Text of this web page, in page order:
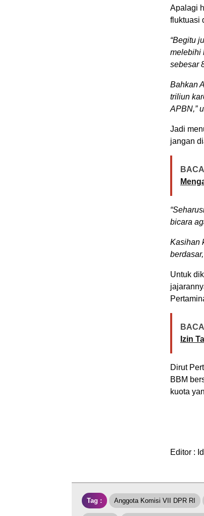
Apalagi
fluktuasi
“Begitu
melebihi
sebesar
Bahkan
triliun
APBN,”
Jadi
jangan
bicara
Kasihan
Untuk
Izin
Dirut
BBM
kuota
Editor :
Tag : Anggota Komisi VII DPR RI